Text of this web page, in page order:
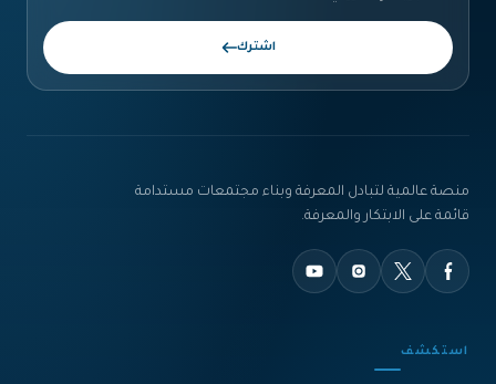
اشترك
منصة عالمية لتبادل المعرفة وبناء مجتمعات مستدامة
قائمة على الابتكار والمعرفة.
استكشف